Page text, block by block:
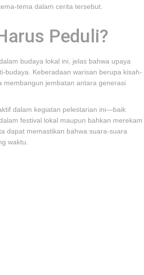
tema dalam cerita tersebut.
Peduli?
budaya lokal ini, jelas bahwa upaya
budaya. Keberadaan warisan berupa kisah-
jembatan antara generasi
dalam kegiatan pelestarian ini—baik
dalam festival lokal maupun bahkan merekam
dapat memastikan bahwa suara-suara
waktu.